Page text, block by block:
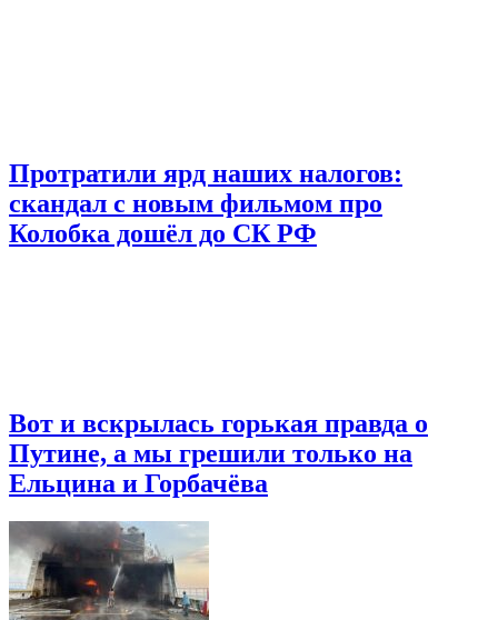
Протратили ярд наших налогов:
скандал с новым фильмом про
Колобка дошёл до СК РФ
Вот и вскрылась горькая правда о
Путине, а мы грешили только на
Ельцина и Горбачёва